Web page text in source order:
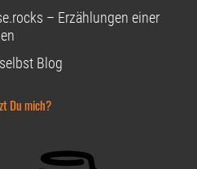
– Erzählungen einer
Blog
Du mich?